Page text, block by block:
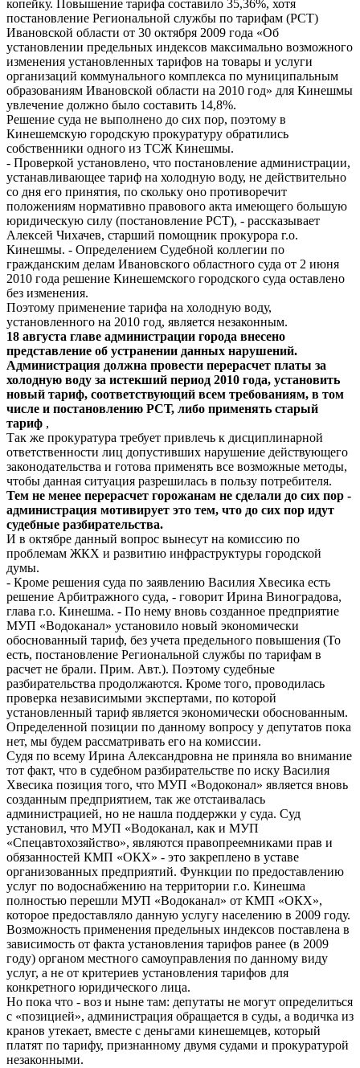
копейку. Повышение тарифа составило 35,36%, хотя
постановление Региональной службы по тарифам (РСТ)
Ивановской области от 30 октября 2009 года «Об
установлении предельных индексов максимально возможного
изменения установленных тарифов на товары и услуги
организаций коммунального комплекса по муниципальным
образованиям Ивановской области на 2010 год» для Кинешмы
увлечение должно было составить 14,8%.
Решение суда не выполнено до сих пор, поэтому в
Кинешемскую городскую прокуратуру обратились
собственники одного из ТСЖ Кинешмы.
- Проверкой установлено, что постановление администрации,
устанавливающее тариф на холодную воду, не действительно
со дня его принятия, по скольку оно противоречит
положениям нормативно правового акта имеющего большую
юридическую силу (постановление РСТ), - рассказывает
Алексей Чихачев, старший помощник прокурора г.о.
Кинешмы. - Определением Судебной коллегии по
гражданским делам Ивановского областного суда от 2 июня
2010 года решение Кинешемского городского суда оставлено
без изменения.
Поэтому применение тарифа на холодную воду,
установленного на 2010 год, является незаконным.
18 августа главе администрации города внесено
представление об устранении данных нарушений.
Администрация должна провести перерасчет платы за
холодную воду за истекший период 2010 года, установить
новый тариф, соответствующий всем требованиям, в том
числе и постановлению РСТ, либо применять старый
тариф ,
Так же прокуратура требует привлечь к дисциплинарной
ответственности лиц допустивших нарушение действующего
законодательства и готова применять все возможные методы,
чтобы данная ситуация разрешилась в пользу потребителя.
Тем не менее перерасчет горожанам не сделали до сих пор -
администрация мотивирует это тем, что до сих пор идут
судебные разбирательства.
И в октябре данный вопрос вынесут на комиссию по
проблемам ЖКХ и развитию инфраструктуры городской
думы.
- Кроме решения суда по заявлению Василия Хвесика есть
решение Арбитражного суда, - говорит Ирина Виноградова,
глава г.о. Кинешма. - По нему вновь созданное предприятие
МУП «Водоканал» установило новый экономически
обоснованный тариф, без учета предельного повышения (То
есть, постановление Региональной службы по тарифам в
расчет не брали. Прим. Авт.). Поэтому судебные
разбирательства продолжаются. Кроме того, проводилась
проверка независимыми экспертами, по которой
установленный тариф является экономически обоснованным.
Определенной позиции по данному вопросу у депутатов пока
нет, мы будем рассматривать его на комиссии.
Судя по всему Ирина Александровна не приняла во внимание
тот факт, что в судебном разбирательстве по иску Василия
Хвесика позиция того, что МУП «Водоконал» является вновь
созданным предприятием, так же отстаивалась
администрацией, но не нашла поддержки у суда. Суд
установил, что МУП «Водоканал, как и МУП
«Спецавтохозяйство», являются правопреемниками прав и
обязанностей КМП «ОКХ» - это закреплено в уставе
организованных предприятий. Функции по предоставлению
услуг по водоснабжению на территории г.о. Кинешма
полностью перешли МУП «Водоканал» от КМП «ОКХ»,
которое предоставляло данную услугу населению в 2009 году.
Возможность применения предельных индексов поставлена в
зависимость от факта установления тарифов ранее (в 2009
году) органом местного самоуправления по данному виду
услуг, а не от критериев установления тарифов для
конкретного юридического лица.
Но пока что - воз и ныне там: депутаты не могут определиться
с «позицией», администрация обращается в суды, а водичка из
кранов утекает, вместе с деньгами кинешемцев, который
платят по тарифу, признанному двумя судами и прокуратурой
незаконными.